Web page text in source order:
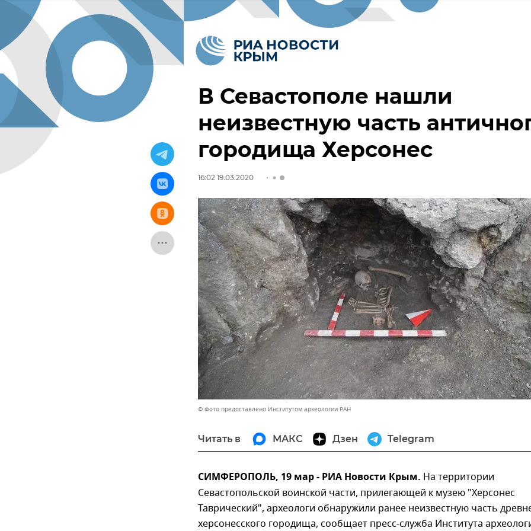
В Севастополе нашли
неизвестную часть
городища Херсонес
16:02 19.03.2020
© Фото предоставлено Институтом археологии РАН
Читать в МАКС Дзен Telegram
СИМФЕРОПОЛЬ, 19 мар - РИА Новости Крым. На территории
Севастопольской воинской части, прилегающей к музею "Херсонес
Таврический", археологи обнаружили ранее неизвестную часть
херсонесского городища, сообщает пресс-служба Института